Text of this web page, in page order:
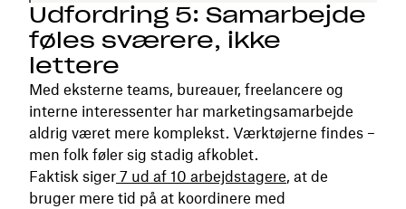
Udfordring 5: Samarbejde
føles sværere, ikke
lettere
Med eksterne teams, bureauer, freelancere og
interne interessenter har marketingsamarbejde
aldrig været mere komplekst. Værktøjerne findes –
men folk føler sig stadig afkoblet.
Faktisk siger 7 ud af 10 arbejdstagere, at de
bruger mere tid på at koordinere med